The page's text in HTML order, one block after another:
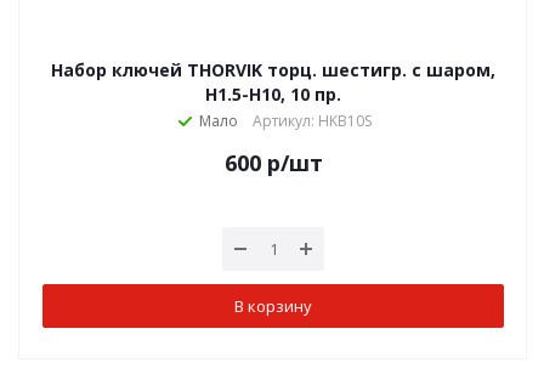
Набор ключей THORVIK торц. шестигр. с шаром,
H1.5-H10, 10 пр.
Мало Артикул: HKB10S
600р/шт
В корзину